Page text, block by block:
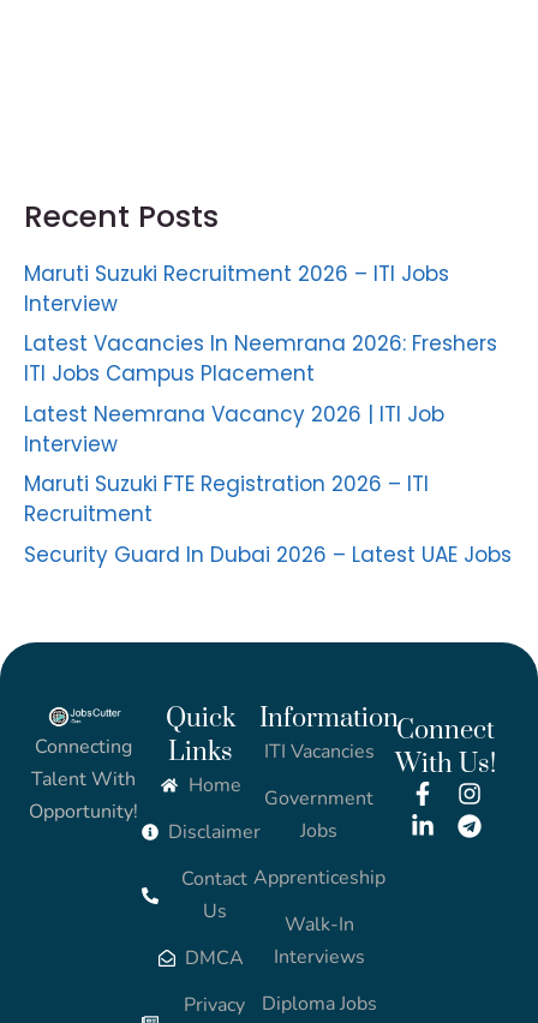
Recent Posts
Maruti Suzuki Recruitment 2026 – ITI Jobs
Interview
Latest Vacancies In Neemrana 2026: Freshers
ITI Jobs Campus Placement
Latest Neemrana Vacancy 2026 | ITI Job
Interview
Maruti Suzuki FTE Registration 2026 – ITI
Recruitment
Security Guard In Dubai 2026 – Latest UAE Jobs
Connecting
Talent With
Opportunity!
Quick
Links
Home
Disclaimer
Contact
Us
DMCA
Privacy
Information
ITI Vacancies
Government
Jobs
Apprenticeship
Walk-In
Interviews
Diploma Jobs
Connect
With Us!